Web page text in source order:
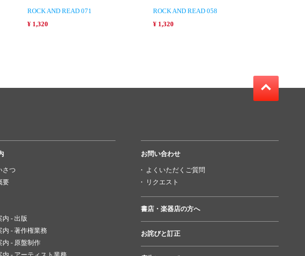
ROCK AND READ 071
¥ 1,320
ROCK AND READ 058
¥ 1,320
さつ
要
内 - 出版
内 - 著作権業務
内 - 原盤制作
お問い合わせ
よくいただくご質問
リクエスト
書店・楽器店の方へ
お詫びと訂正